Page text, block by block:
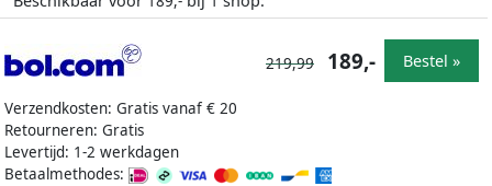
Verzendkosten: Gratis vanaf € 20
Retourneren: Gratis
Levertijd: 1-2 werkdagen
Betaalmethodes:
219,99 189,- Bestel »